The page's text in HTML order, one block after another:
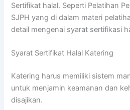
Sertifikat halal. Seperti Pelatihan
SJPH yang di dalam materi
detail mengenai syarat sertifikasi
Syarat Sertifikat Halal Katering
Katering harus memiliki sistem
untuk menjamin keamanan dan
disajikan.